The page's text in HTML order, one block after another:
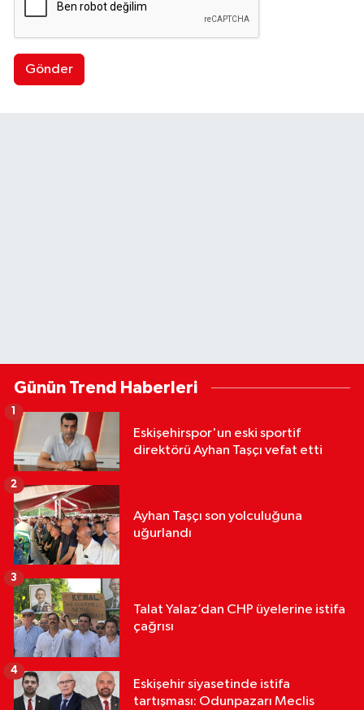
Gönder
Günün Trend Haberleri
Eskişehirspor'un eski sportif
direktörü Ayhan Taşçı vefat etti
Ayhan Taşçı son yolculuğuna
uğurlandı
2
Talat Yalaz’dan CHP üyelerine istifa
çağrısı
3
Eskişehir siyasetinde istifa
tartışması: Odunpazarı Meclis
4